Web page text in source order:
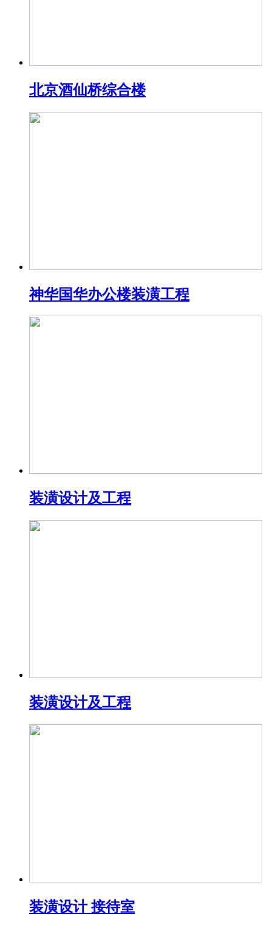
北京酒仙桥综合楼
神华国华办公楼装潢工程
装潢设计及工程
装潢设计及工程
装潢设计 接待室